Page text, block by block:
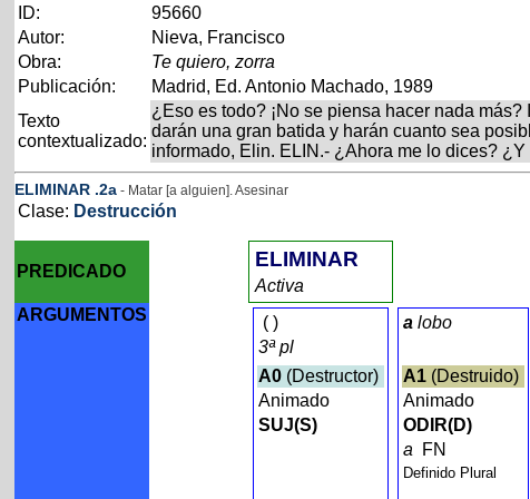
ID:
95660
Autor:
Nieva, Francisco
Obra:
Te quiero, zorra
Publicación:
Madrid, Ed. Antonio Machado, 1989
Texto
contextualizado:
¿Eso es todo? ¡No se piensa hacer nada
darán una gran batida y harán cuanto sea
informado, Elin. ELIN.- ¿Ahora me lo dices?
ELIMINAR .2a - Matar [a alguien]. Asesinar
Clase: Destrucción
PREDICADO
ELIMINAR
Activa
ARGUMENTOS ( )
3ª pl
A0 (Destructor)
Animado
SUJ(S)
a lobo
A1 (Destruido)
Animado
ODIR(D)
a FN
Definido Plural